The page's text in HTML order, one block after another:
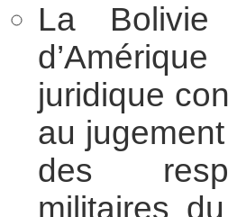
La
juridique
au
des
militaires